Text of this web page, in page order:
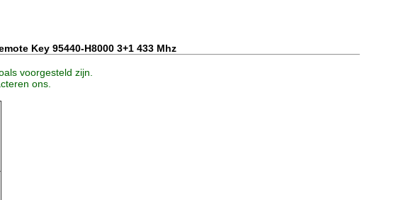
Key 95440-H8000 3+1 433 Mhz
voorgesteld zijn.
ons.